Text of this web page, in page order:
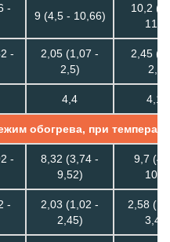
-
9 (4,5 - 10,66)
10,2
11,2)
-
2,05 (1,07 -
2,5)
2,45
2,9)
4,4 4,16
обогрева, при
-
8,32 (3,74 -
9,52)
9,7
10,5)
-
2,03 (1,02 -
2,45)
2,58
3,45)